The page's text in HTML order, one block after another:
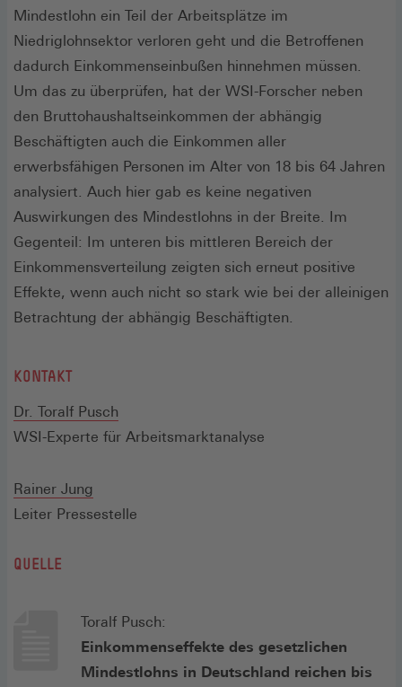
Mindestlohn ein Teil der Arbeitsplätze im
Niedriglohnsektor verloren geht und die Betroffenen
dadurch Einkommenseinbußen hinnehmen müssen.
Um das zu überprüfen, hat der WSI-Forscher neben
den Bruttohaushaltseinkommen der abhängig
Beschäftigten auch die Einkommen aller
erwerbsfähigen Personen im Alter von 18 bis 64 Jahren
analysiert. Auch hier gab es keine negativen
Auswirkungen des Mindestlohns in der Breite. Im
Gegenteil: Im unteren bis mittleren Bereich der
Einkommensverteilung zeigten sich erneut positive
Effekte, wenn auch nicht so stark wie bei der alleinigen
Betrachtung der abhängig Beschäftigten.
KONTAKT
Dr. Toralf Pusch
WSI-Experte für Arbeitsmarktanalyse
Rainer Jung
Leiter Pressestelle
QUELLE
Toralf Pusch:
Einkommenseffekte des gesetzlichen
Mindestlohns in Deutschland reichen bis